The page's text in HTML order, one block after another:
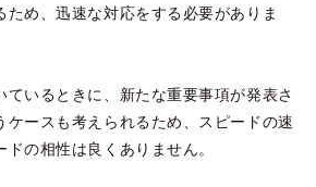
ため、迅速な対応をする必要がありま
いるときに、新たな重要事項が発表さ
ケースも考えられるため、スピードの速
の相性は良くありません。